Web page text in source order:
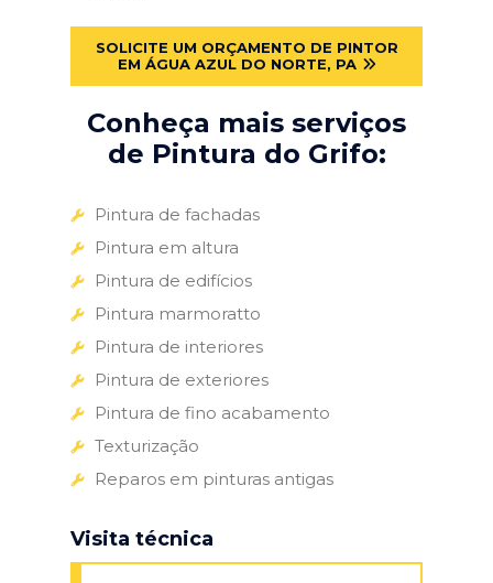
SOLICITE UM ORÇAMENTO DE PINTOR
EM ÁGUA AZUL DO NORTE, PA
Conheça mais serviços
de Pintura do Grifo:
Pintura de fachadas
Pintura em altura
Pintura de edifícios
Pintura marmoratto
Pintura de interiores
Pintura de exteriores
Pintura de fino acabamento
Texturização
Reparos em pinturas antigas
Visita técnica